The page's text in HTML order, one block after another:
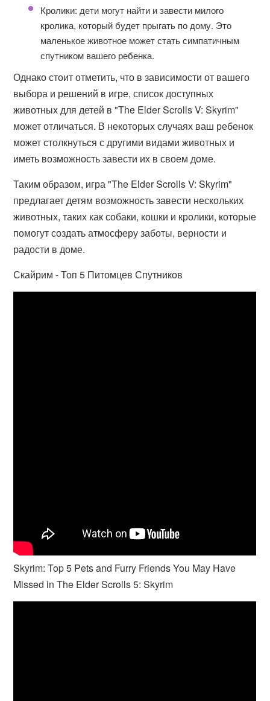
Кролики: дети могут найти и завести милого
кролика, который будет прыгать по дому. Это
маленькое животное может стать симпатичным
спутником вашего ребенка.
Однако стоит отметить, что в зависимости от вашего
выбора и решений в игре, список доступных
животных для детей в "The Elder Scrolls V: Skyrim"
может отличаться. В некоторых случаях ваш ребенок
может столкнуться с другими видами животных и
иметь возможность завести их в своем доме.
Таким образом, игра "The Elder Scrolls V: Skyrim"
предлагает детям возможность завести нескольких
животных, таких как собаки, кошки и кролики, которые
помогут создать атмосферу заботы, верности и
радости в доме.
Скайрим - Топ 5 Питомцев Спутников
Skyrim: Top 5 Pets and Furry Friends You May Have
Missed in The Elder Scrolls 5: Skyrim